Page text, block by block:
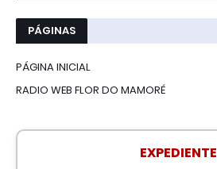
PÁGINAS
PÁGINA INICIAL
RADIO WEB FLOR DO MAMORÉ
EXPEDIENTE